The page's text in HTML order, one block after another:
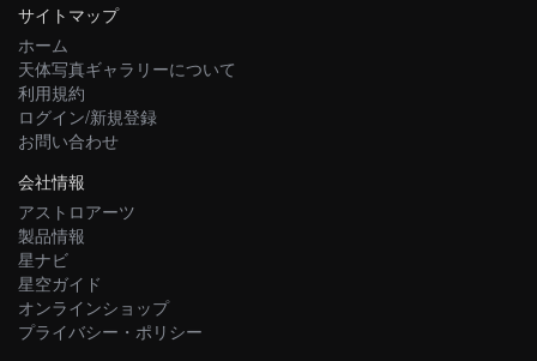
サイトマップ
ホーム
天体写真ギャラリーについて
利用規約
ログイン/新規登録
お問い合わせ
会社情報
アストロアーツ
製品情報
星ナビ
星空ガイド
オンラインショップ
プライバシー・ポリシー